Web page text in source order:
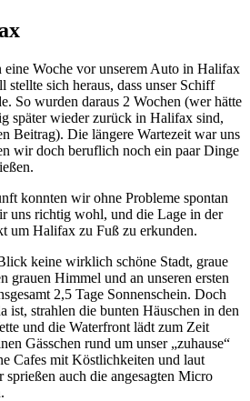
Woche vor unserem Auto in Halifax
stellte sich heraus, dass unser Schiff
So wurden daraus 2 Wochen (wer hätte
später wieder zurück in Halifax sind,
Beitrag). Die längere Wartezeit war uns
wir doch beruflich noch ein paar Dinge
konnten wir ohne Probleme spontan
uns richtig wohl, und die Lage in der
um Halifax zu Fuß zu erkunden.
keine wirklich schöne Stadt, graue
grauen Himmel und an unseren ersten
2,5 Tage Sonnenschein. Doch
ist, strahlen die bunten Häuschen in den
und die Waterfront lädt zum Zeit
Gässchen rund um unser „zuhause“
Cafes mit Köstlichkeiten und laut
sprießen auch die angesagten Micro